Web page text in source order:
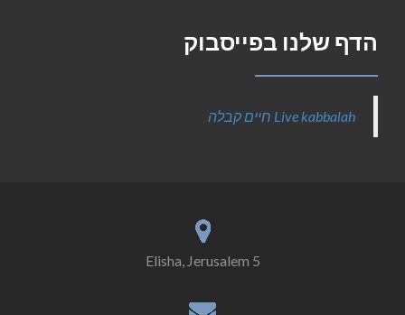
הדף שלנו בפייסבוק
‎Live kabbalah חיים קבלה‎
5 Elisha, Jerusalem